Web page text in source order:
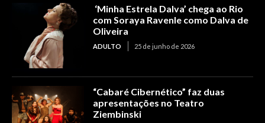
‘Minha Estrela Dalva’ chega ao Rio
com Soraya Ravenle como Dalva de
Oliveira
ADULTO 25 de junho de 2026
“Cabaré Cibernético” faz duas
apresentações no Teatro
Ziembinski